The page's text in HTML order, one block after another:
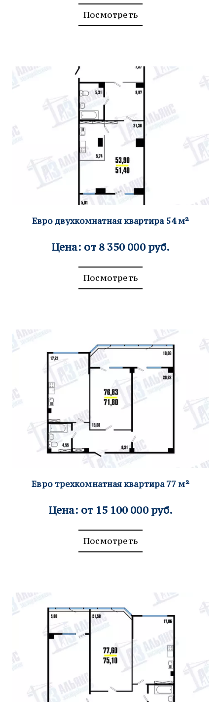
Посмотреть
Евро двухкомнатная квартира 54м²
Цена: от 8 350 000 руб.
Посмотреть
Евро трехкомнатная квартира 77м²
Цена: от 15 100 000 руб.
Посмотреть